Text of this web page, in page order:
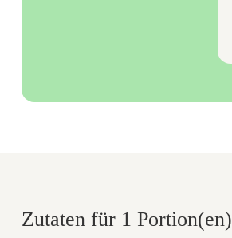
Zutaten für 1 Portion(en)